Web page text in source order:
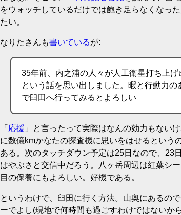
をウォッチしているだけでは飽き足らなくなっ
たい。
なりたさんも書いているが:
35年前、内之浦の人々が人工衛星打ち上
という話を思い出しました。暇と行動力
で臼田へ行ってみるとよろしい
「 応援 」と言ったって実際はなんの効力もない
に数億kmかなたの探査機に思いをはせるというの
ある。次のタッチダウン予定は25日なので、23
はやぶさと交信中だろう。八ヶ岳周辺は紅葉シ
目の保養にもよろしい。好機である。
というわけで、臼田に行く方法。山奥にあるの
ーでよし(現地で何時間も過ごすわけではないか